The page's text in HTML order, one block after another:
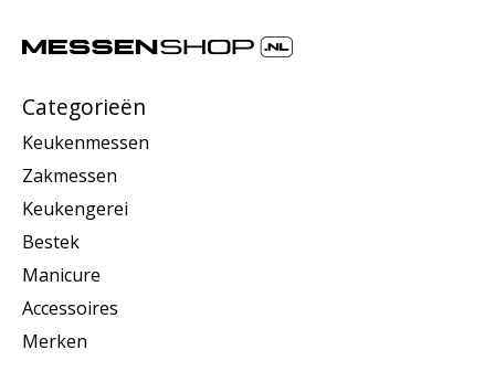
Categorieën
Keukenmessen
Zakmessen
Keukengerei
Bestek
Manicure
Accessoires
Merken